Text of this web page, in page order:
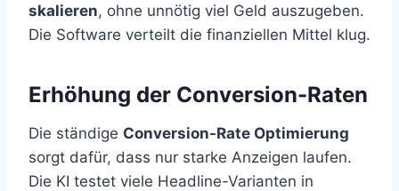
skalieren, ohne unnötig viel Geld auszugeben.
Die Software verteilt die finanziellen Mittel klug.
Erhöhung der Conversion-Raten
Die ständige Conversion-Rate Optimierung
sorgt dafür, dass nur starke Anzeigen laufen.
Die KI testet viele Headline-Varianten in